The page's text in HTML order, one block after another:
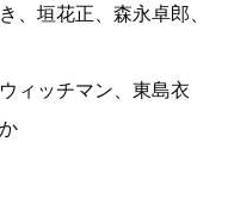
、垣花正、森永卓郎、
ィッチマン、東島衣